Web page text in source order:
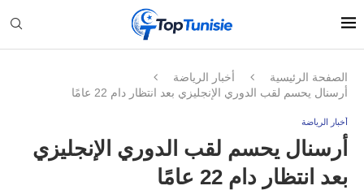
الصفحة الرئيسية
أخبار الرياضة
أرسنال يحسم لقب الدوري الإنجليزي بعد انتظار دام 22 عامًا
أخبار الرياضة
أرسنال يحسم لقب الدوري الإنجليزي
بعد انتظار دام 22 عامًا